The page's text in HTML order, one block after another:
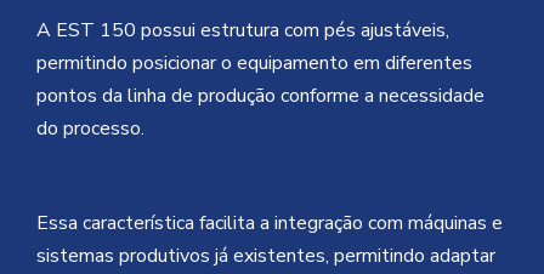
A EST 150 possui estrutura com pés ajustáveis,
permitindo posicionar o equipamento em diferentes
pontos da linha de produção conforme a necessidade
do processo.
Essa característica facilita a integração com máquinas e
sistemas produtivos já existentes, permitindo adaptar